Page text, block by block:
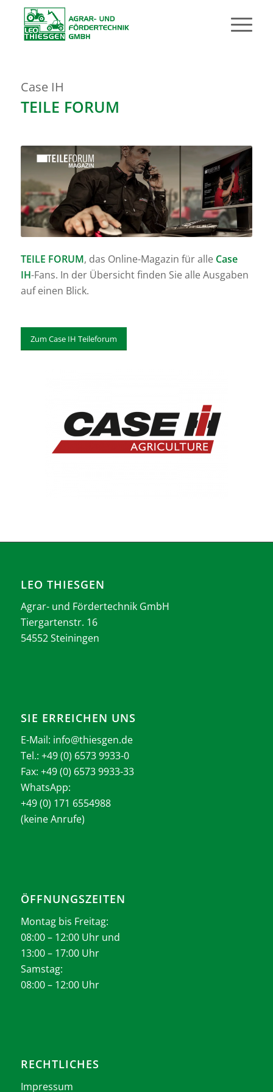
Case IH
TEILE FORUM
TEILE FORUM, das Online-Magazin für alle Case
IH-Fans. In der Übersicht finden Sie alle Ausgaben
auf einen Blick.
Zum Case IH Teileforum
LEO THIESGEN
Agrar- und Fördertechnik GmbH
Tiergartenstr. 16
54552 Steiningen
SIE ERREICHEN UNS
E-Mail: info@thiesgen.de
Tel.: +49 (0) 6573 9933-0
Fax: +49 (0) 6573 9933-33
WhatsApp:
+49 (0) 171 6554988
(keine Anrufe)
ÖFFNUNGSZEITEN
Montag bis Freitag:
08:00 – 12:00 Uhr und
13:00 – 17:00 Uhr
Samstag:
08:00 – 12:00 Uhr
RECHTLICHES
Impressum